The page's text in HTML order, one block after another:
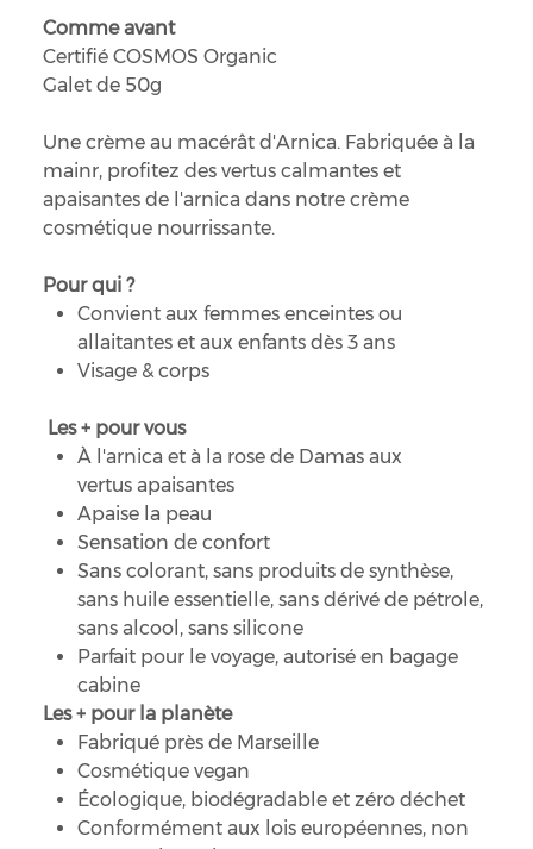
Comme avant
Certifié COSMOS Organic
Galet de 50g
Une crème au macérât d'Arnica. Fabriquée à la
mainr, profitez des vertus calmantes et
apaisantes de l'arnica dans notre crème
cosmétique nourrissante.
Pour qui ?
Convient aux femmes enceintes ou
allaitantes et aux enfants dès 3 ans
Visage & corps
Les + pour vous
À l'arnica et à la rose de Damas aux
vertus apaisantes
Apaise la peau
Sensation de confort
Sans colorant, sans produits de synthèse,
sans huile essentielle, sans dérivé de pétrole,
sans alcool, sans silicone
Parfait pour le voyage, autorisé en bagage
cabine
Les + pour la planète
Fabriqué près de Marseille
Cosmétique vegan
Écologique, biodégradable et zéro déchet
Conformément aux lois européennes, non